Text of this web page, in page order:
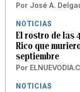
Por José A.
NOTICIAS
El rostro de las
Rico que
septiembre
Por
NOTICIAS